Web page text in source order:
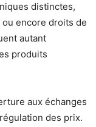
distinctes,
encore droits de
autant
produits
aux échanges
des prix.